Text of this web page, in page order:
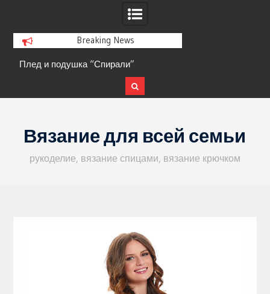
Breaking News
Плед и подушка “Спирали”
contentВязание для всей семьи
рукоделие, вязание спицами, вязание крючком